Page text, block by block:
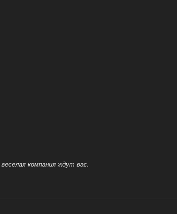
компания ждут вас.